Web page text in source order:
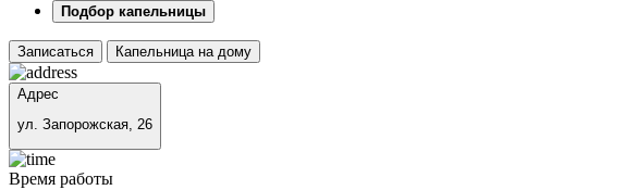
Подбор капельницы
Записаться Капельница на дому
Адрес
ул. Запорожская, 26
Время работы